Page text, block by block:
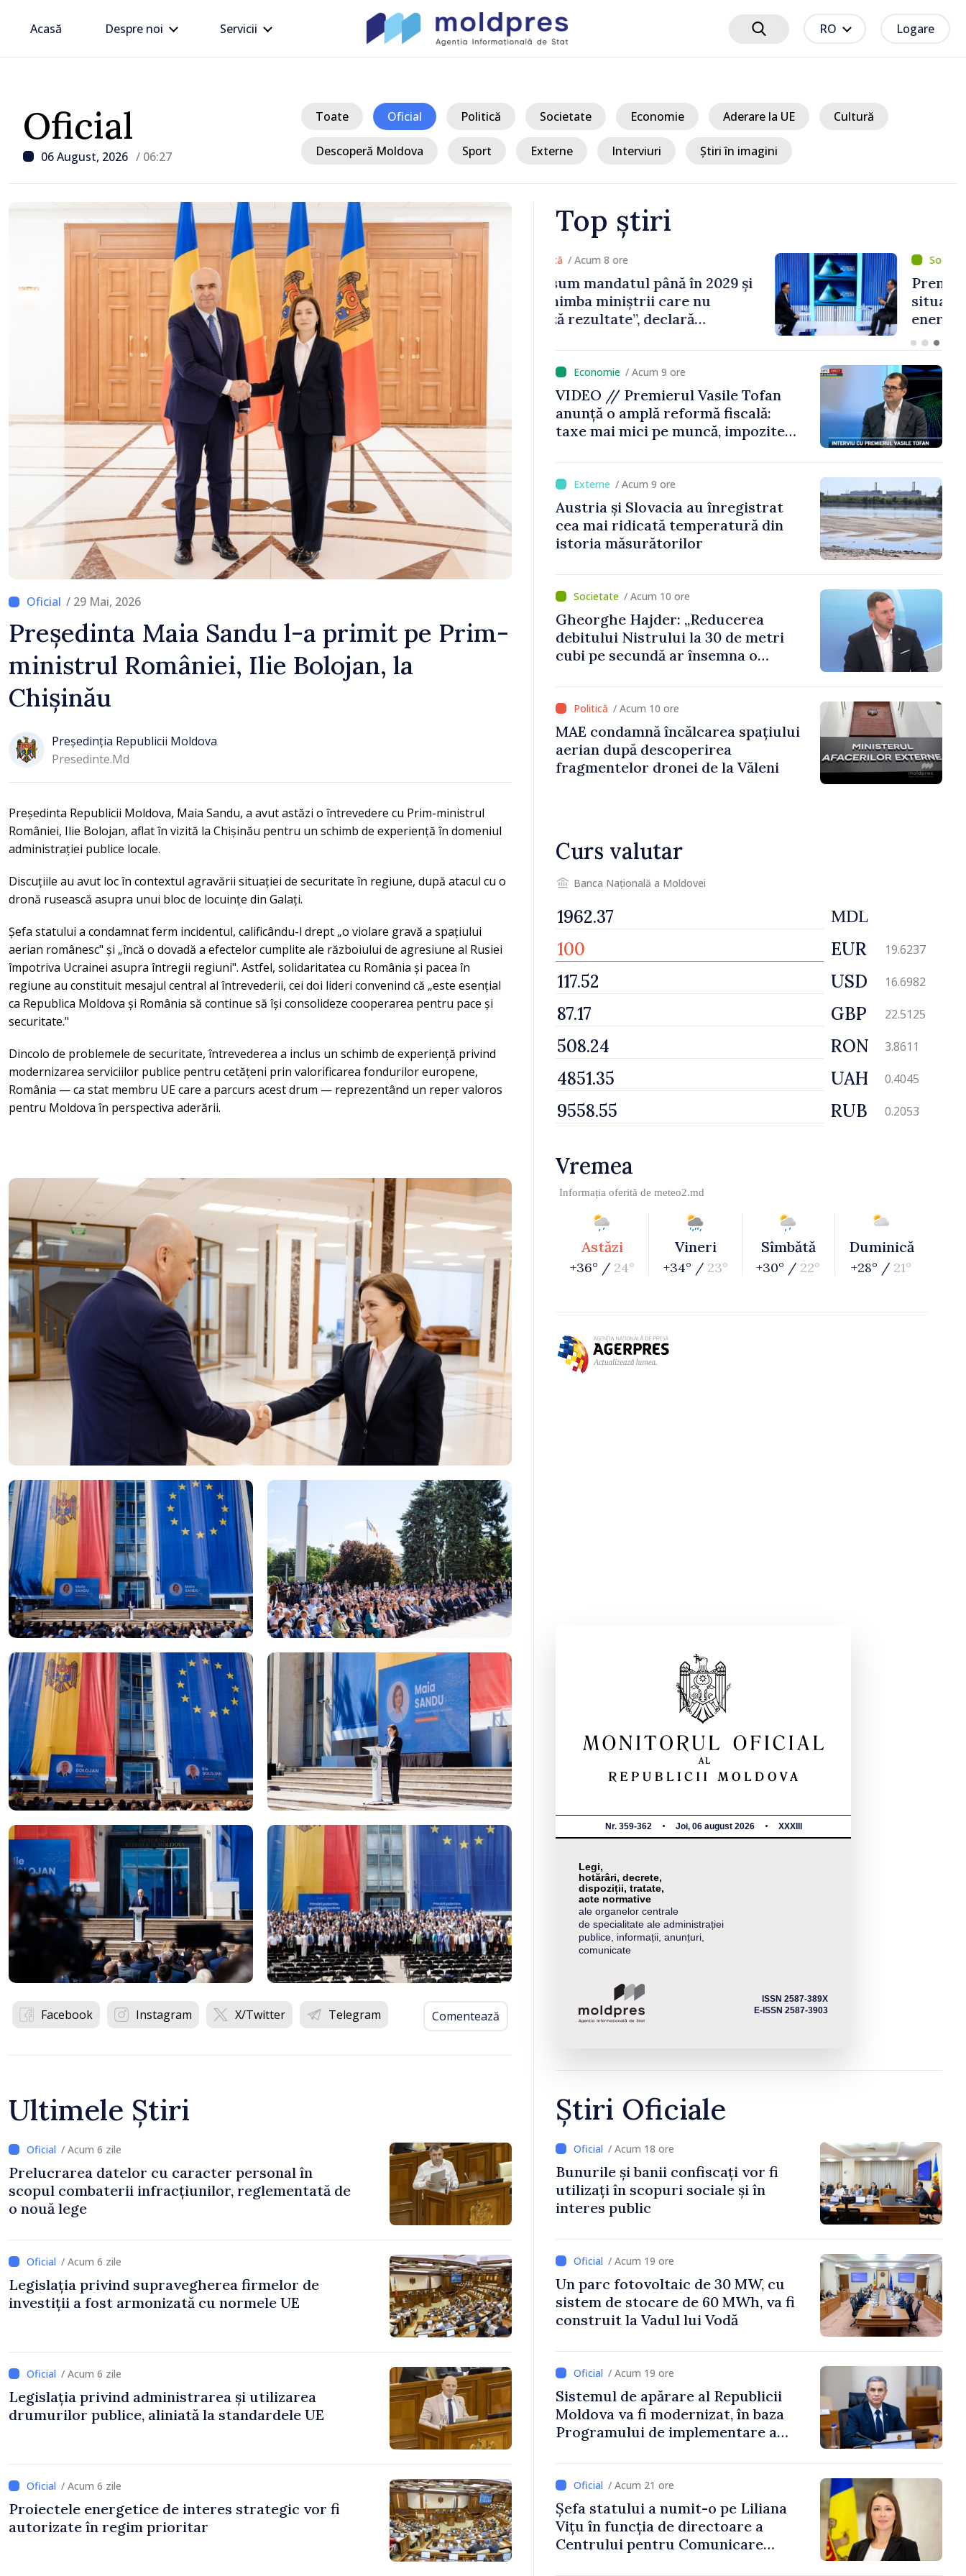
Acasă Despre noi Servicii RO Logare
Oficial
06 August, 2026 / 06:27
Toate Oficial Politică Societate Economie Aderare la UE Cultură
Descoperă Moldova Sport Externe Interviuri Știri în imagini
/ 29 Mai, 2026
Președinta Maia Sandu l-a primit pe Prim-
ministrul României, Ilie Bolojan, la
Chișinău
Președinția Republicii Moldova
Presedinte.md
Președinta Republicii Moldova, Maia Sandu, a avut astăzi o întrevedere cu Prim-ministrul
României, Ilie Bolojan, aflat în vizită la Chișinău pentru un schimb de experiență în domeniul
administrației publice locale.
Discuțiile au avut loc în contextul agravării situației de securitate în regiune, după atacul cu o
dronă rusească asupra unui bloc de locuințe din Galați.
Șefa statului a condamnat ferm incidentul, calificându-l drept „o violare gravă a spațiului
aerian românesc" și „încă o dovadă a efectelor cumplite ale războiului de agresiune al Rusiei
împotriva Ucrainei asupra întregii regiuni". Astfel, solidaritatea cu România și pacea în
regiune au constituit mesajul central al întrevederii, cei doi lideri convenind că „este esențial
ca Republica Moldova și România să continue să își consolideze cooperarea pentru pace și
securitate."
Dincolo de problemele de securitate, întrevederea a inclus un schimb de experiență privind
modernizarea serviciilor publice pentru cetățeni prin valorificarea fondurilor europene,
România — ca stat membru UE care a parcurs acest drum — reprezentând un reper valoros
pentru Moldova în perspectiva aderării.
Facebook Instagram X/Twitter Telegram Comentează
Ultimele Știri
/ Acum 6 zile
Prelucrarea datelor cu caracter personal în
scopul combaterii infracțiunilor, reglementată de
o nouă lege
/ Acum 6 zile
Legislația privind supravegherea firmelor de
investiții a fost armonizată cu normele UE
/ Acum 6 zile
Legislația privind administrarea și utilizarea
drumurilor publice, aliniată la standardele UE
/ Acum 6 zile
Proiectele energetice de interes strategic vor fi
autorizate în regim prioritar
Top știri
/ Acum 8 ore
„Îmi asum mandatul până în 2029 și
voi schimba miniștrii care nu
livrează rezultate”, declară
premierul Vasile Tofan
/ Acum 8 ore
Premierul avertizează asupra unei
situații critice în sectorul
energetic: „Cel mai probabil, mâine
nu vom putea cumpăra nici curent
/ Acum 9 ore
VIDEO // Premierul Vasile Tofan
anunță o amplă reformă fiscală:
taxe mai mici pe muncă, impozite
/ Acum 9 ore
Austria și Slovacia au înregistrat
cea mai ridicată temperatură din
istoria măsurătorilor
/ Acum 10 ore
Gheorghe Hajder: „Reducerea
debitului Nistrului la 30 de metri
cubi pe secundă ar însemna o
/ Acum 10 ore
MAE condamnă încălcarea spațiului
aerian după descoperirea
fragmentelor dronei de la Văleni
Curs valutar
Banca Națională a Moldovei
MDL
EUR 19.6237
USD 16.6982
GBP 22.5125
RON 3.8611
UAH 0.4045
RUB 0.2053
Vremea
Informația oferită de meteo2.md
Astăzi
+36° / 24°
Vineri
+34° / 23°
Sîmbătă
+30° / 22°
Duminică
+28° / 21°
Nr. 359-362 Joi, 06 august 2026 XXXIII
Legi,
hotărâri, decrete,
dispoziții, tratate,
acte normative
ale organelor centrale
de specialitate ale administrației
publice, informații, anunțuri,
comunicate
ISSN 2587-389X
E-ISSN 2587-3903
Știri Oficiale
/ Acum 18 ore
Bunurile și banii confiscați vor fi
utilizați în scopuri sociale și în
interes public
/ Acum 19 ore
Un parc fotovoltaic de 30 MW, cu
sistem de stocare de 60 MWh, va fi
construit la Vadul lui Vodă
/ Acum 19 ore
Sistemul de apărare al Republicii
Moldova va fi modernizat, în baza
Programului de implementare a
/ Acum 21 ore
Șefa statului a numit-o pe Liliana
Vițu în funcția de directoare a
Centrului pentru Comunicare